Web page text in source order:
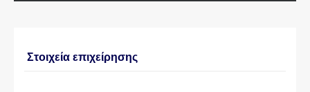
Στοιχεία επιχείρησης